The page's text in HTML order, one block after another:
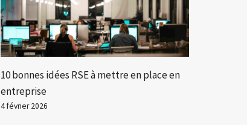
10 bonnes idées RSE à mettre en place en
entreprise
4 février 2026